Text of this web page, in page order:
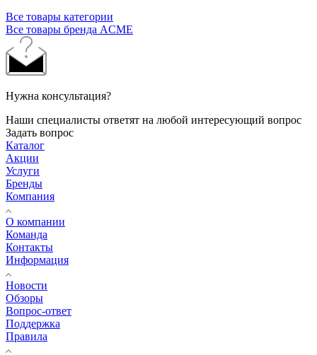
Все товары категории
Все товары бренда ACME
Нужна консультация?
Наши специалисты ответят на любой интересующий вопрос
Задать вопрос
Каталог
Акции
Услуги
Бренды
Компания
О компании
Команда
Контакты
Информация
Новости
Обзоры
Вопрос-ответ
Поддержка
Правила